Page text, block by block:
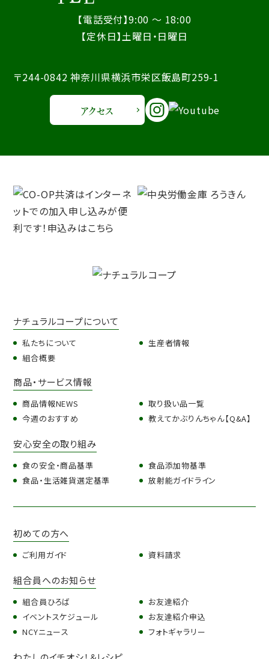
【電話受付】9:00 ～ 18:00
【定休日】土曜日・日曜日
〒244-0842 神奈川県横浜市栄区飯島町259-1
アクセス
ナチュラルコープについて
私たちについて
組合概要
生産者情報
商品・サービス情報
商品情報NEWS
今週のおすすめ
取り扱い品一覧
教えてかぶりんちゃん【Q&A】
安心安全の取り組み
食の安全・商品基準
食品・生活雑貨選定基準
食品添加物基準
放射能ガイドライン
初めての方へ
ご利用ガイド 資料請求
組合員へのお知らせ
組合員ひろば
イベントスケジュール
NCYニュース
お友達紹介
お友達紹介申込
フォトギャラリー